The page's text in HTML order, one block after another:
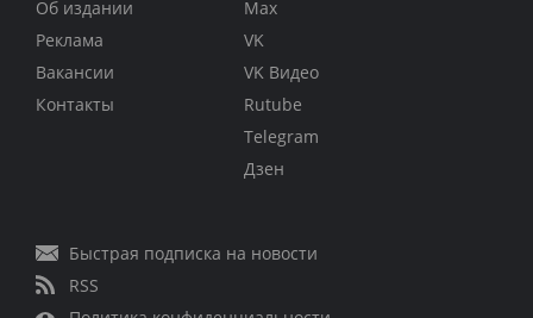
Об издании
Реклама
Вакансии
Контакты
Max
VK
VK Видео
Rutube
Telegram
Дзен
Быстрая подписка на новости
RSS